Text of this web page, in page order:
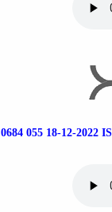
0684 055 18-12-2022